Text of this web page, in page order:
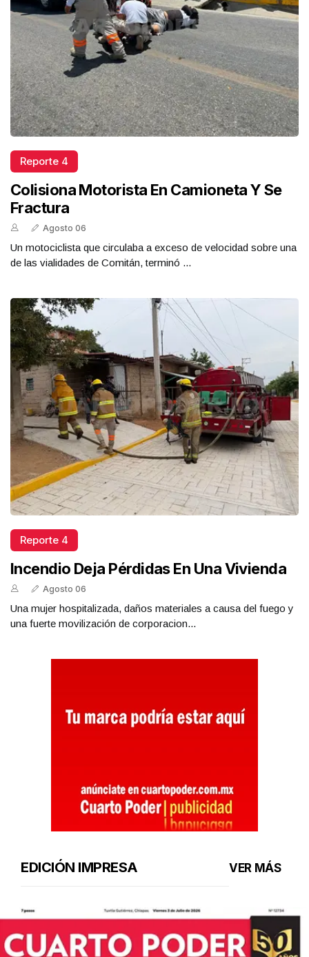
Reporte 4
Colisiona Motorista En Camioneta Y Se
Fractura
Agosto 06
Un motociclista que circulaba a exceso de velocidad sobre una
de las vialidades de Comitán, terminó ...
Reporte 4
Incendio Deja Pérdidas En Una Vivienda
Agosto 06
Una mujer hospitalizada, daños materiales a causa del fuego y
una fuerte movilización de corporacion...
EDICIÓN IMPRESA VER MÁS